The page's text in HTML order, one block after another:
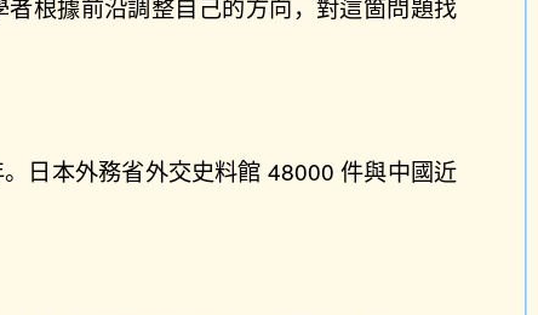
日本外務省外交史料館 48000 件與中國近